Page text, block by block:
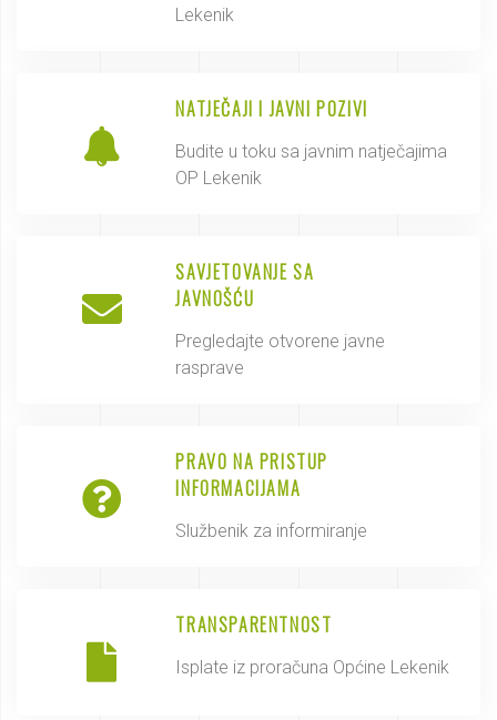
Lekenik
NATJEČAJI I JAVNI POZIVI
Budite u toku sa javnim natječajima
OP Lekenik
SAVJETOVANJE SA
JAVNOŠĆU
Pregledajte otvorene javne
rasprave
PRAVO NA PRISTUP
INFORMACIJAMA
Službenik za informiranje
TRANSPARENTNOST
Isplate iz proračuna Općine Lekenik